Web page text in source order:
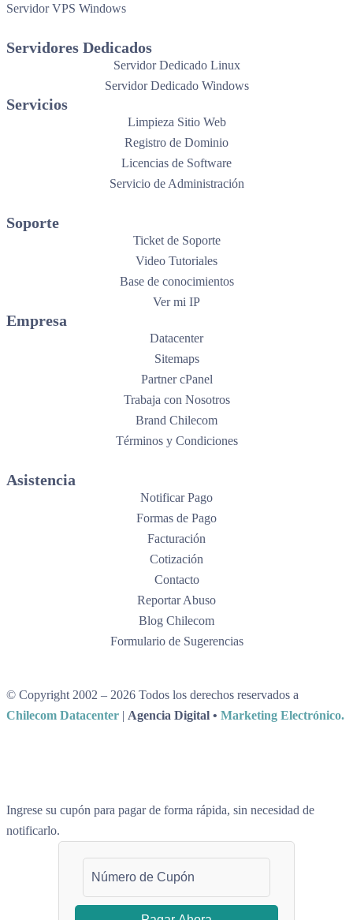
Servidor VPS Windows
Servidores Dedicados
Servidor Dedicado Linux
Servidor Dedicado Windows
Servicios
Limpieza Sitio Web
Registro de Dominio
Licencias de Software
Servicio de Administración
Soporte
Ticket de Soporte
Video Tutoriales
Base de conocimientos
Ver mi IP
Empresa
Datacenter
Sitemaps
Partner cPanel
Trabaja con Nosotros
Brand Chilecom
Términos y Condiciones
Asistencia
Notificar Pago
Formas de Pago
Facturación
Cotización
Contacto
Reportar Abuso
Blog Chilecom
Formulario de Sugerencias
© Copyright 2002 – 2026 Todos los derechos reservados a
Chilecom Datacenter | Agencia Digital • Marketing Electrónico.
Ingrese su cupón para pagar de forma rápida, sin necesidad de
notificarlo.